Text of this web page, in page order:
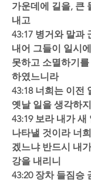
가운데에 길을, 큰
내고
43:17 병거와 말과
내어 그들이 일시
못하고 소멸하기
하였느니라
43:18 너희는 이전
옛날 일을 생각하
43:19 보라 내가 새
나타낼 것이라 너
겠느냐 반드시 내
강을 내리니
43:20 장차 들짐승